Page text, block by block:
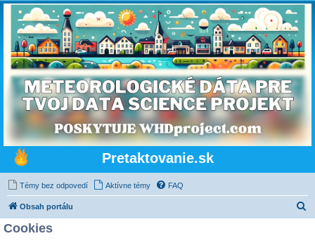
Pretaktovanie.sk
Témy bez odpovedí Aktívne témy FAQ
Obsah portálu
Cookies